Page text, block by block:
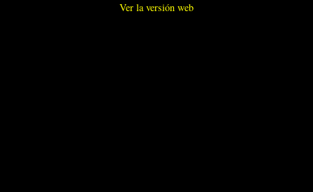
Ver la versión web